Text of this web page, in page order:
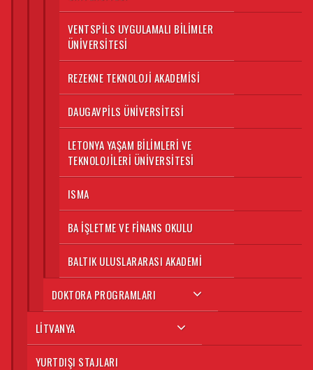
VENTSPILS UYGULAMALI BILIMLER
ÜNIVERSITESI
REZEKNE TEKNOLOJI AKADEMISI
DAUGAVPILS ÜNIVERSITESI
LETONYA YAŞAM BILIMLERI VE
TEKNOLOJILERI ÜNIVERSITESI
ISMA
BA İŞLETME VE FINANS OKULU
BALTIK ULUSLARARASI AKADEMI
DOKTORA PROGRAMLARI
LITVANYA
YURTDIŞI STAJLARI